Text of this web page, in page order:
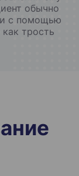
обычно
с помощью
как трость